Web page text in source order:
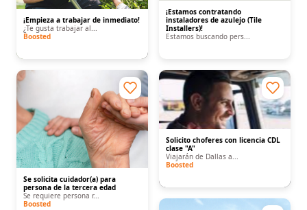
¡Empieza a trabajar de inmediato!
¿Te gusta trabajar al...
Boosted
¡Estamos contratando
instaladores de azulejo (Tile
Installers)!
Estamos buscando pers...
Se solicita cuidador(a) para
persona de la tercera edad
Se requiere persona r...
Boosted
Solicito choferes con licencia CDL
clase "A"
Viajarán de Dallas a...
Boosted